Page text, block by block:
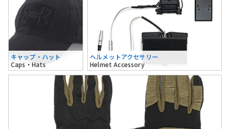
キャップ・ハット
Caps・Hats
ヘルメットアクセサリー
Helmet Accessory